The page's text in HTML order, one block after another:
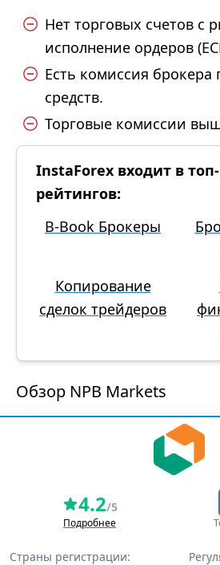
Нет торговых счетов с
исполнение ордеров
Есть комиссия брокера
средств.
Торговые комиссии
InstaForex входит в
рейтингов:
B-Book Брокеры
Копирование
сделок трейдеров
Обзор NPB Markets
4.2/5
Подробнее
Страны регистрации: